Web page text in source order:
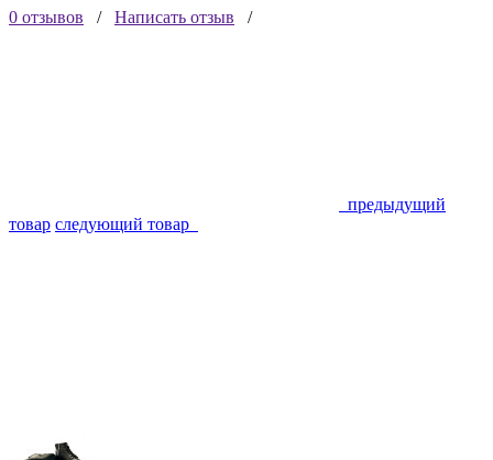
0 отзывов / Написать отзыв /
предыдущий
товар следующий товар